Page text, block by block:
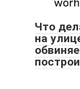
Что
на